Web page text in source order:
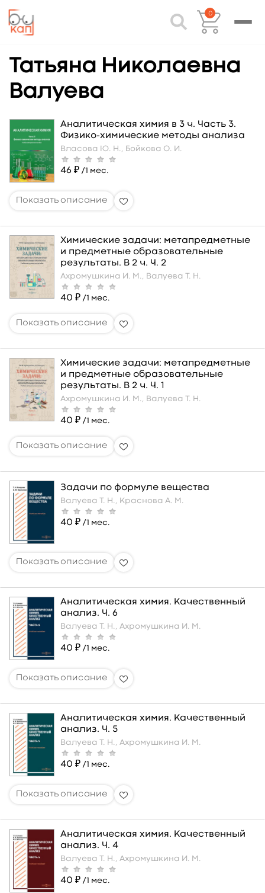
0
Татьяна Николаевна
Валуева
Аналитическая химия в 3 ч. Часть 3.
Физико-химические методы анализа
Власова Ю. Н., Бойкова О. И.
46 ₽ /1 мес.
Химические задачи: метапредметные
и предметные образовательные
результаты. В 2 ч. Ч. 2
Ахромушкина И. М., Валуева Т. Н.
40 ₽ /1 мес.
Химические задачи: метапредметные
и предметные образовательные
результаты. В 2 ч. Ч. 1
Ахромушкина И. М., Валуева Т. Н.
40 ₽ /1 мес.
Задачи по формуле вещества
Валуева Т. Н., Краснова А. М.
40 ₽ /1 мес.
Аналитическая химия. Качественный
анализ. Ч. 6
Валуева Т. Н., Ахромушкина И. М.
40 ₽ /1 мес.
Аналитическая химия. Качественный
анализ. Ч. 5
Валуева Т. Н., Ахромушкина И. М.
40 ₽ /1 мес.
Аналитическая химия. Качественный
анализ. Ч. 4
Валуева Т. Н., Ахромушкина И. М.
40 ₽ /1 мес.